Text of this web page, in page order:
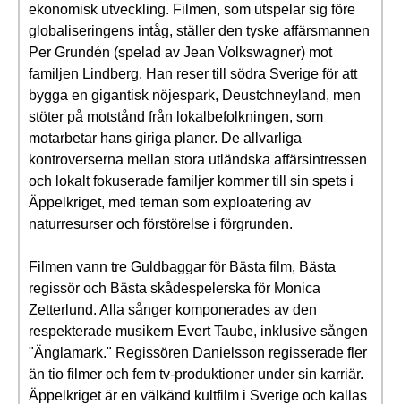
ekonomisk utveckling. Filmen, som utspelar sig före
globaliseringens intåg, ställer den tyske affärsmannen
Per Grundén (spelad av Jean Volkswagner) mot
familjen Lindberg. Han reser till södra Sverige för att
bygga en gigantisk nöjespark, Deustchneyland, men
stöter på motstånd från lokalbefolkningen, som
motarbetar hans giriga planer. De allvarliga
kontroverserna mellan stora utländska affärsintressen
och lokalt fokuserade familjer kommer till sin spets i
Äppelkriget, med teman som exploatering av
naturresurser och förstörelse i förgrunden.
Filmen vann tre Guldbaggar för Bästa film, Bästa
regissör och Bästa skådespelerska för Monica
Zetterlund. Alla sånger komponerades av den
respekterade musikern Evert Taube, inklusive sången
"Änglamark." Regissören Danielsson regisserade fler
än tio filmer och fem tv-produktioner under sin karriär.
Äppelkriget är en välkänd kultfilm i Sverige och kallas